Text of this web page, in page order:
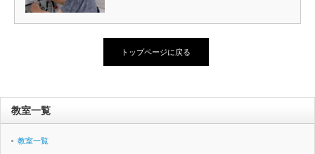
トップページに戻る
教室一覧
教室一覧